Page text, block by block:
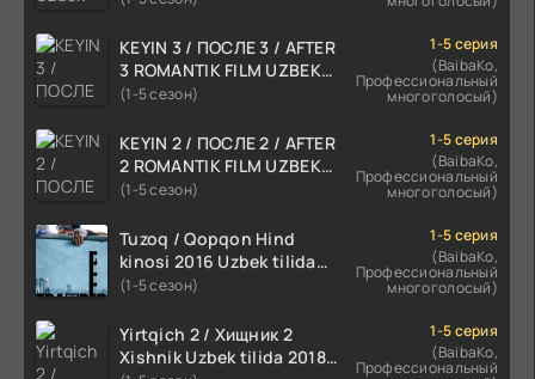
KEYIN 3 / ПОСЛЕ 3 / AFTER
3 ROMANTIK FILM UZBEK
TILIDA 2021 TARJIMA FILM
(1-5 сезон)
1-5 серия
(BaibaKo,
Профессиональный
многоголосый)
KEYIN 2 / ПОСЛЕ 2 / AFTER
2 ROMANTIK FILM UZBEK
TILIDA 2020 TARJIMA FILM
(1-5 сезон)
1-5 серия
(BaibaKo,
Профессиональный
многоголосый)
Tuzoq / Qopqon Hind
kinosi 2016 Uzbek tilida
tarjima film HD
(1-5 сезон)
1-5 серия
(BaibaKo,
Профессиональный
многоголосый)
Yirtqich 2 / Хищник 2
Xishnik Uzbek tilida 2018-
1-5 серия
(BaibaKo,
Профессиональный